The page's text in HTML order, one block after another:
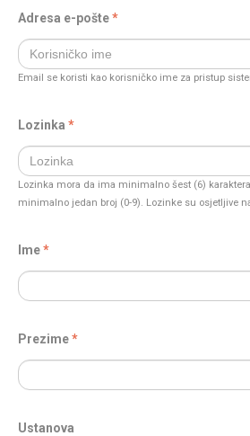
Adresa e-pošte
Email se koristi kao korisničko ime za pristup
Lozinka
Lozinka mora da ima minimalno šest (6)
minimalno jedan broj (0-9). Lozinke su osjetljive
Ime
Prezime
Ustanova